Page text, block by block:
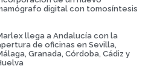
digital con tomosíntesis
llega a Andalucía con la
de oficinas en Sevilla,
Granada, Córdoba, Cádiz y